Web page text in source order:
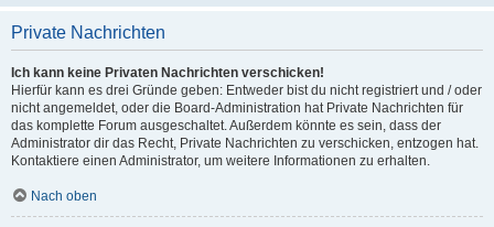
Private Nachrichten
Ich kann keine Privaten Nachrichten verschicken!
Hierfür kann es drei Gründe geben: Entweder bist du nicht registriert und / oder
nicht angemeldet, oder die Board-Administration hat Private Nachrichten für
das komplette Forum ausgeschaltet. Außerdem könnte es sein, dass der
Administrator dir das Recht, Private Nachrichten zu verschicken, entzogen hat.
Kontaktiere einen Administrator, um weitere Informationen zu erhalten.
Nach oben